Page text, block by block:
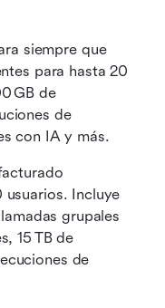
siempre que
para hasta 20
GB de
de
con IA y más.
usuarios. Incluye
grupales
15 TB de
de